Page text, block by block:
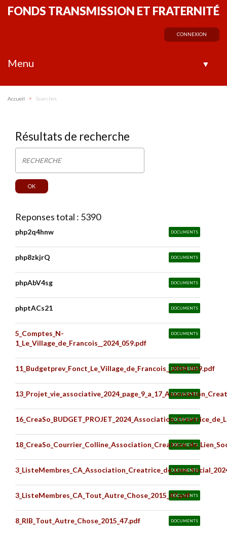
FONDS TRANSMISSION ET FRATERNITÉ
CONNEXION
Menu ▼
Accueil > Searches
Résultats de recherche
Reponses total : 5390
DOCUMENTS
php2q4hnw
DOCUMENTS
php8zkjrQ
DOCUMENTS
phpAbV4sg
DOCUMENTS
phptACs21
DOCUMENTS
5_Comptes_N-
1_Le_Village_de_Francois__2024_059.pdf
DOCUMENTS
11_Budgetprev_Fonct_Le_Village_de_Francois__2024_059.pdf
DOCUMENTS
DOCUMENTS
DOCUMENTS
DOCUMENTS
DOCUMENTS
3_ListeMembres_CA_Tout_Autre_Chose_2015_47.pdf
DOCUMENTS
8_RIB_Tout_Autre_Chose_2015_47.pdf